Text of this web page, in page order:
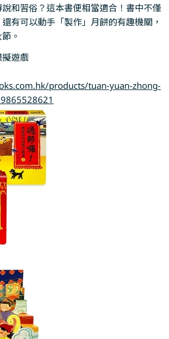
和習俗？這本書便相當適合！書中不僅
有可以動手「製作」月餅的有趣機關，
。
擬遊戲
products/tuan-yuan-zhong-